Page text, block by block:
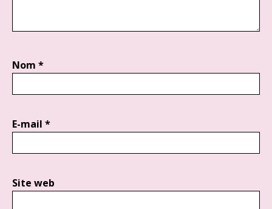
Nom *
E-mail *
Site web